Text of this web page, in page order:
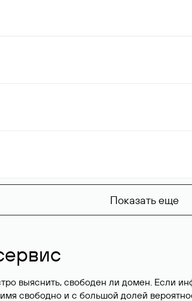
Показать еще
выяснить, свободен ли домен. Если
свободно и с большой долей